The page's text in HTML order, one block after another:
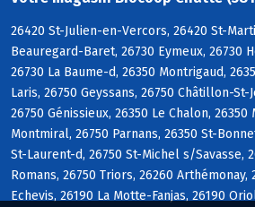
26420 St-Julien-en-Vercors, 26420 St-
Beauregard-Baret, 26730 Eymeux, 26730
26730 La Baume-d, 26350 Montrigaud,
Laris, 26750 Geyssans, 26750 Châtillon-St-
26750 Génissieux, 26350 Le Chalon, 26350
Montmiral, 26750 Parnans, 26350 St-
St-Laurent-d, 26750 St-Michel s/Savasse,
Romans, 26750 Triors, 26260 Arthémonay,
Echevis, 26190 La Motte-Fanjas, 26190